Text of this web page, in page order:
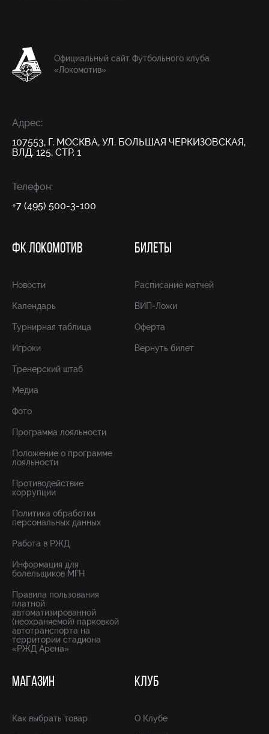
Официальный сайт Футбольного клуба
«Локомотив»
Адрес:
107553, Г. МОСКВА, УЛ. БОЛЬШАЯ ЧЕРКИЗОВСКАЯ,
ВЛД. 125, СТР. 1
Телефон:
+7 (495) 500-3-100
ФК ЛОКОМОТИВ
Новости
Календарь
Турнирная таблица
Игроки
Тренерский штаб
Медиа
Фото
Программа лояльности
Положение о программе
лояльности
Противодействие
коррупции
Политика обработки
персональных данных
Работа в РЖД
Информация для
болельщиков МГН
Правила пользования
платной
автоматизированной
(неохраняемой) парковкой
автотранспорта на
территории стадиона
«РЖД Арена»
БИЛЕТЫ
Расписание матчей
ВИП-Ложи
Оферта
Вернуть билет
МАГАЗИН
Как выбрать товар
КЛУБ
О Клубе